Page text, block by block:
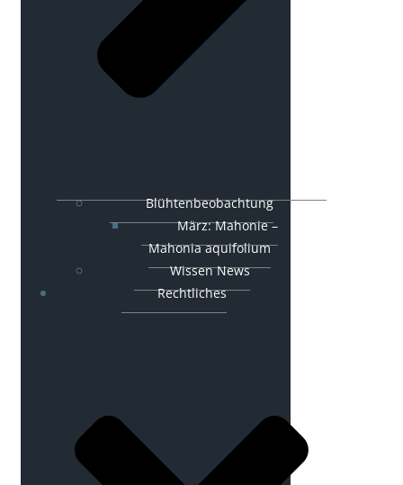
Blühtenbeobachtung
März: Mahonie –
Mahonia aquifolium
Wissen News
Rechtliches